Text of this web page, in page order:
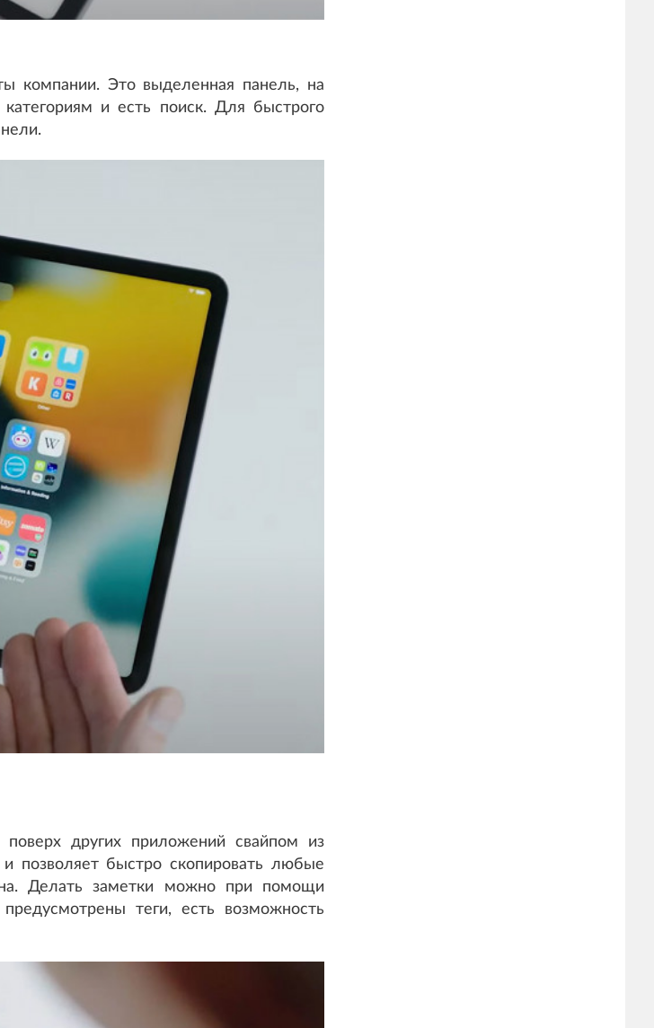
компании. Это выделенная панель, на
и есть поиск. Для быстрого
других приложений свайпом из
позволяет быстро скопировать любые
Делать заметки можно при помощи
теги, есть возможность